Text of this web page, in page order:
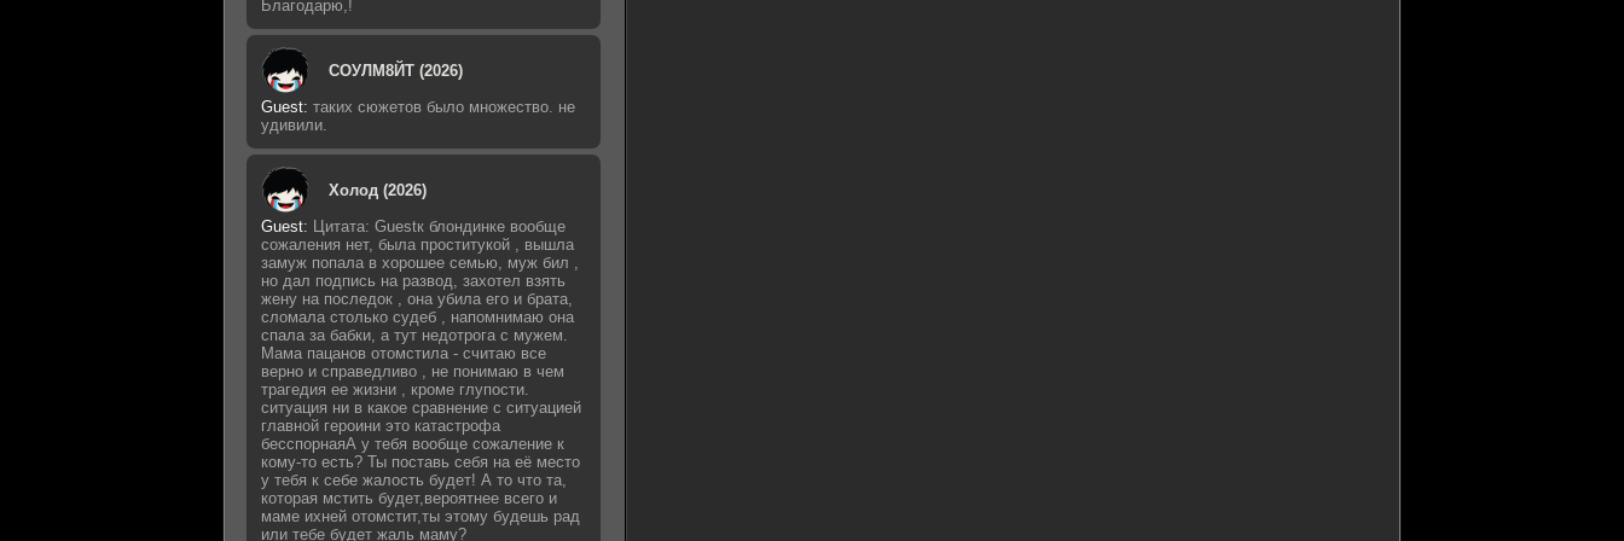
Благодарю,!
СОУЛМ8ЙТ (2026)
Guest: таких сюжетов было множество. не
удивили.
Холод (2026)
Guest: Цитата: Guestк блондинке вообще
сожаления нет, была проститукой , вышла
замуж попала в хорошее семью, муж бил ,
но дал подпись на развод, захотел взять
жену на последок , она убила его и брата,
сломала столько судеб , напомнимаю она
спала за бабки, а тут недотрога с мужем.
Мама пацанов отомстила - считаю все
верно и справедливо , не понимаю в чем
трагедия ее жизни , кроме глупости.
ситуация ни в какое сравнение с ситуацией
главной героини это катастрофа
бесспорнаяА у тебя вообще сожаление к
кому-то есть? Ты поставь себя на её место
у тебя к себе жалость будет! А то что та,
которая мстить будет,вероятнее всего и
маме ихней отомстит,ты этому будешь рад
или тебе будет жаль маму?